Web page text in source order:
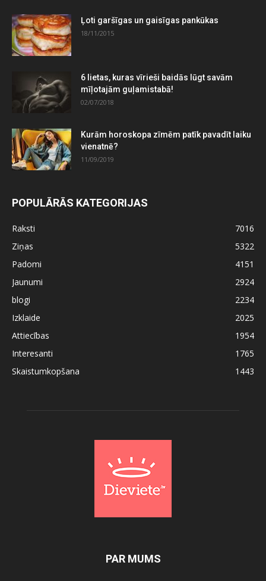
Ļoti garšīgas un gaisīgas pankūkas
18/11/2015
6 lietas, kuras vīrieši baidās lūgt savām
mīļotajām guļamistabā!
02/07/2018
Kurām horoskopa zīmēm patīk pavadīt laiku
vienatnē?
11/09/2019
POPULĀRĀS KATEGORIJAS
Raksti
7016
Ziņas
5322
Padomi
4151
Jaunumi
2924
blogi
2234
Izklaide
2025
Attiecības
1954
Interesanti
1765
Skaistumkopšana
1443
PAR MUMS